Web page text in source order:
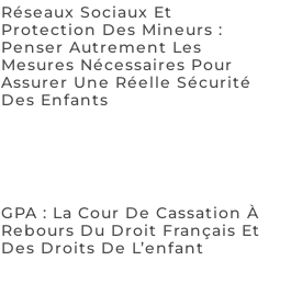
Réseaux Sociaux Et
Protection Des Mineurs :
Penser Autrement Les
Mesures Nécessaires Pour
Assurer Une Réelle Sécurité
Des Enfants
GPA : La Cour De Cassation À
Rebours Du Droit Français Et
Des Droits De L’enfant